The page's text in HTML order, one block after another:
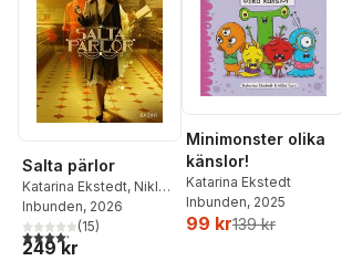
Salta pärlor
Katarina Ekstedt, Niklas
Ekstedt
Inbunden, 2026
4,2utav 5 stjärnor. Totalt antal röster:
(15)
249 kr
Minimonster olika
känslor!
Katarina Ekstedt
Inbunden, 2025
99 kr139 kr